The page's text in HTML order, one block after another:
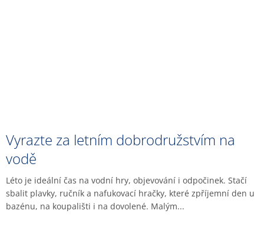
Vyrazte za letním dobrodružstvím na
vodě
Léto je ideální čas na vodní hry, objevování i odpočinek. Stačí
sbalit plavky, ručník a nafukovací hračky, které zpříjemní den u
bazénu, na koupališti i na dovolené. Malým...